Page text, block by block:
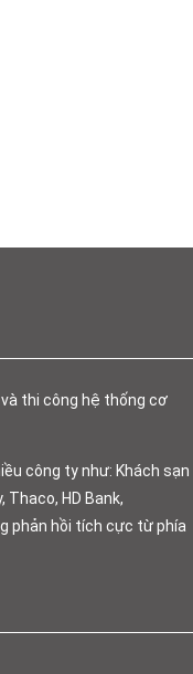
thi công hệ thống cơ
công ty như: Khách sạn
Thaco, HD Bank,
phản hồi tích cực từ phía